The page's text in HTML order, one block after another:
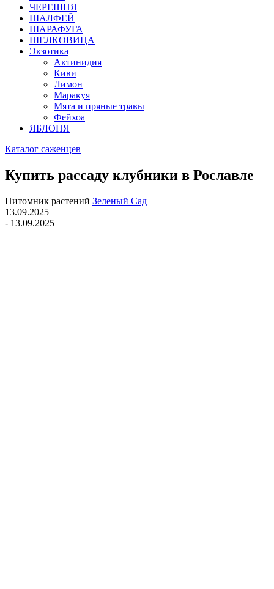
ЧЕРЕШНЯ
ШАЛФЕЙ
ШАРАФУГА
ШЕЛКОВИЦА
Экзотика
Актинидия
Киви
Лимон
Маракуя
Мята и пряные травы
Фейхоа
ЯБЛОНЯ
Каталог саженцев
Купить рассаду клубники в Рославле
Питомник растений Зеленый Сад
13.09.2025
- 13.09.2025